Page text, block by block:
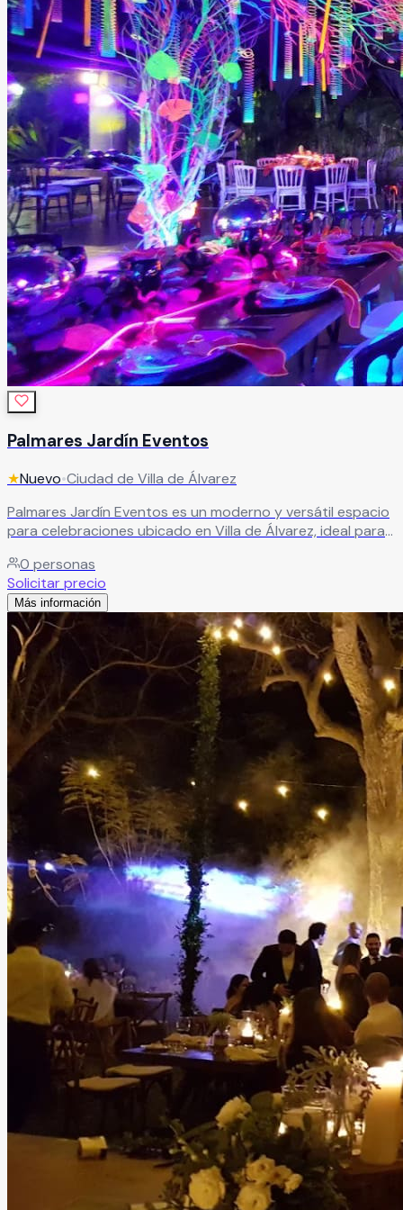
Palmares Jardín Eventos
★Nuevo•Ciudad de Villa de Álvarez
Palmares Jardín Eventos es un moderno y versátil espacio
para celebraciones ubicado en Villa de Álvarez, ideal para
Sus amplias instalaciones cuentan con áreas preparadas
para iluminación y sonido, zonas de descanso, bar y
servicio de catering, ofreciendo todo lo necesario para
crear experiencias memorables en eventos de diferentes
tamaños. El recinto es perfecto para bodas, XV años,
aniversarios, graduaciones, conferencias, reuniones
empresariales y convivencias sociales, brindando
comodidad, funcionalidad y una excelente ubicación.
Leer más
0 personas
Solicitar precio
Más información